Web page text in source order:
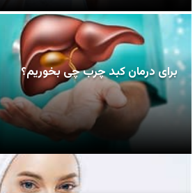
برای درمان کبد چرب چی بخوریم؟